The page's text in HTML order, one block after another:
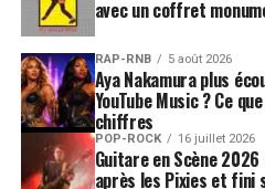
avec un coffret
RAP-RNB 5 août 2026
Aya Nakamura plus
YouTube Music ? Ce
chiffres
POP-ROCK 16 juillet 2026
Guitare en Scène
après les Pixies et fini